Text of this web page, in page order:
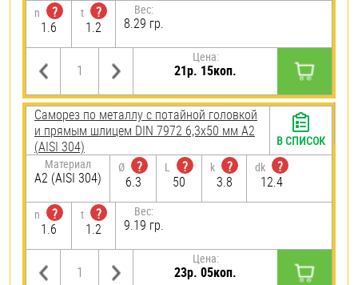
n
?
1.6
t
?
1.2
Вес:
8.29 гр.
Цена:
21р. 15коп.
Саморез по металлу с потайной головкой
и прямым шлицем DIN 7972 6,3х50 мм А2
(AISI 304)
Материал
А2 (AISI 304)
Ø
?
6.3
L
?
50
k
?
3.8
dk
?
12.4
n
?
1.6
t
?
1.2
Вес:
9.19 гр.
Цена:
23р. 05коп.
В СПИСОК